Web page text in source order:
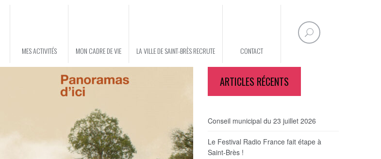
MES ACTIVITÉS MON CADRE DE VIE LA VILLE DE SAINT-BRÈS RECRUTE CONTACT
ARTICLES RÉCENTS
Conseil municipal du 23 juillet 2026
Le Festival Radio France fait étape à
Saint-Brès !